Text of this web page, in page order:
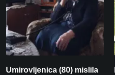
Umirovljenica (80) mislila